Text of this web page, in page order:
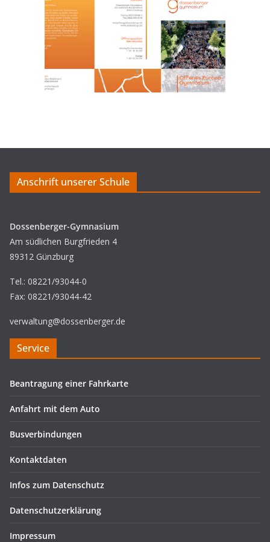
Anschrift unserer Schule
Dossenberger-Gymnasium
Am südlichen Burgfrieden 4
89312 Günzburg
Tel.: 08221/93044-0
Fax: 08221/93044-42
verwaltung@dossenberger.de
Service
Beantragung einer Fahrkarte
Anfahrt mit dem Auto
Busverbindungen
Kontaktdaten
Infos zum Datenschutz
Datenschutzerklärung
Impressum